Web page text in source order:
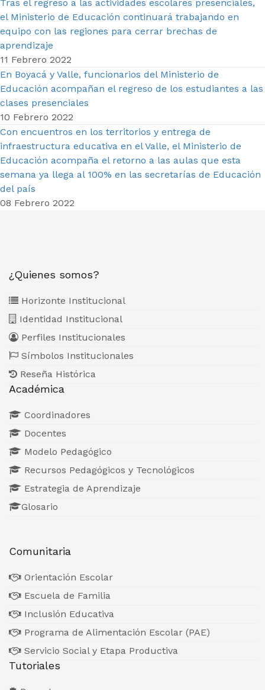
Tras el regreso a las actividades escolares presenciales,
el Ministerio de Educación continuará trabajando en
equipo con las regiones para cerrar brechas de
aprendizaje
11 Febrero 2022
En Boyacá y Valle, funcionarios del Ministerio de
Educación acompañan el regreso de los estudiantes a las
clases presenciales
10 Febrero 2022
Con encuentros en los territorios y entrega de
infraestructura educativa en el Valle, el Ministerio de
Educación acompaña el retorno a las aulas que esta
semana ya llega al 100% en las secretarías de Educación
del país
08 Febrero 2022
¿Quienes somos?
Horizonte Institucional
Identidad Institucional
Perfiles Institucionales
Símbolos Institucionales
Reseña Histórica
Académica
Coordinadores
Docentes
Modelo Pedagógico
Recursos Pedagógicos y Tecnológicos
Estrategia de Aprendizaje
Glosario
Comunitaria
Orientación Escolar
Escuela de Familia
Inclusión Educativa
Programa de Alimentación Escolar (PAE)
Servicio Social y Etapa Productiva
Tutoriales